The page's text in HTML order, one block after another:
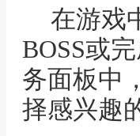
在游戏
BOSS或
务面板中
择感兴趣